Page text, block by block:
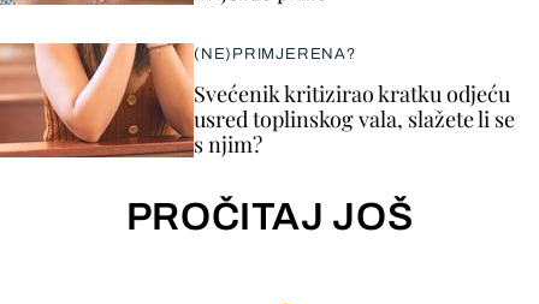
(NE)PRIMJERENA?
Svećenik kritizirao kratku odjeću
usred toplinskog vala, slažete li se
s njim?
PROČITAJ JOŠ